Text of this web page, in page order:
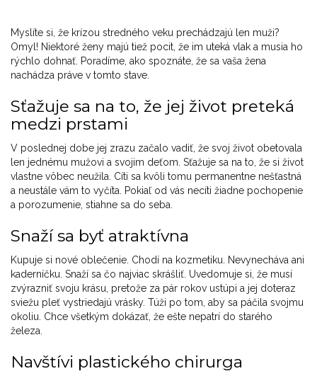
Myslíte si, že krízou stredného veku prechádzajú len muži?
Omyl! Niektoré ženy majú tiež pocit, že im uteká vlak a musia ho
rýchlo dohnať. Poradíme, ako spoznáte, že sa vaša žena
nachádza práve v tomto stave.
Sťažuje sa na to, že jej život preteká
medzi prstami
V poslednej dobe jej zrazu začalo vadiť, že svoj život obetovala
len jednému mužovi a svojim deťom. Sťažuje sa na to, že si život
vlastne vôbec neužila. Cíti sa kvôli tomu permanentne nešťastná
a neustále vám to vyčíta. Pokiaľ od vás necíti žiadne pochopenie
a porozumenie, stiahne sa do seba.
Snaží sa byť atraktívna
Kupuje si nové oblečenie. Chodí na kozmetiku. Nevynecháva ani
kaderníčku. Snaží sa čo najviac skrášliť. Uvedomuje si, že musí
zvýrazniť svoju krásu, pretože za pár rokov ustúpi a jej doteraz
sviežu pleť vystriedajú vrásky. Túži po tom, aby sa páčila svojmu
okoliu. Chce všetkým dokázať, že ešte nepatrí do starého
železa.
Navštívi plastického chirurga